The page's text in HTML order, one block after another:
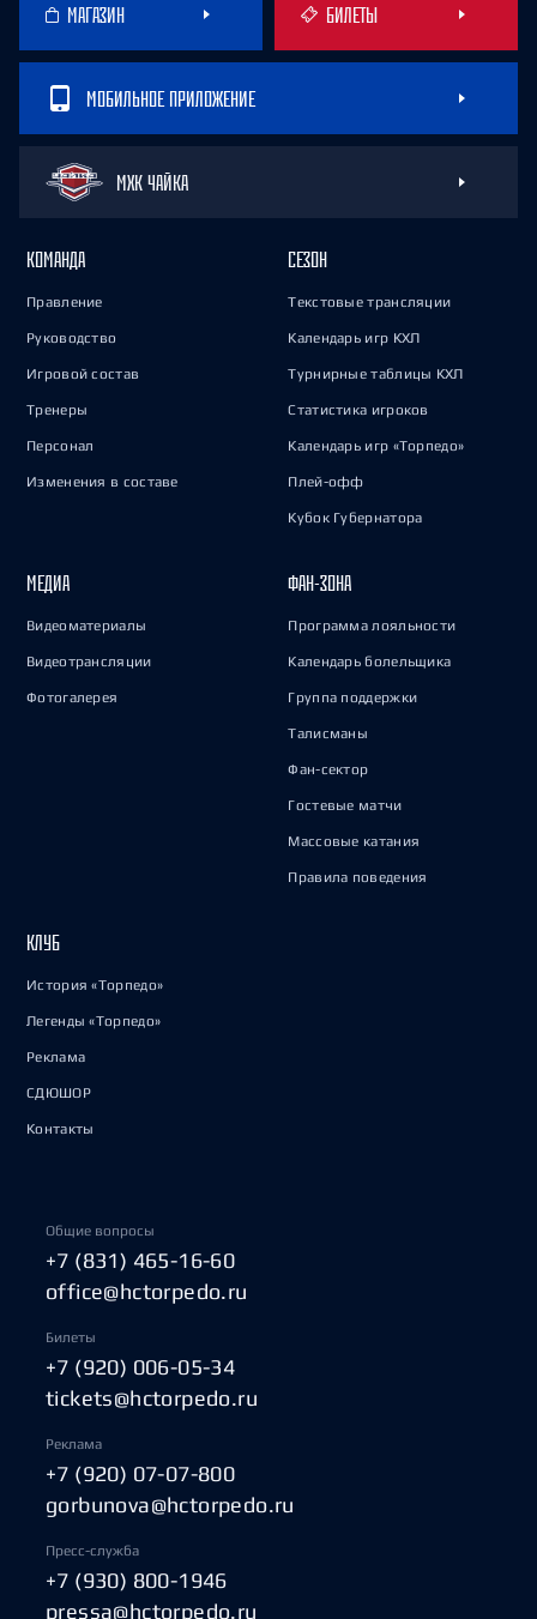
МАГАЗИН БИЛЕТЫ
МОБИЛЬНОЕ ПРИЛОЖЕНИЕ
МХК ЧАЙКА
КОМАНДА
Правление
Руководство
Игровой состав
Тренеры
Персонал
Изменения в составе
СЕЗОН
Текстовые трансляции
Календарь игр КХЛ
Турнирные таблицы КХЛ
Статистика игроков
Календарь игр «Торпедо»
Плей-офф
Кубок Губернатора
МЕДИА
Видеоматериалы
Видеотрансляции
Фотогалерея
ФАН-ЗОНА
Программа лояльности
Календарь болельщика
Группа поддержки
Талисманы
Фан-сектор
Гостевые матчи
Массовые катания
Правила поведения
КЛУБ
История «Торпедо»
Легенды «Торпедо»
Реклама
СДЮШОР
Контакты
Общие вопросы
+7 (831) 465-16-60
office@hctorpedo.ru
Билеты
+7 (920) 006-05-34
tickets@hctorpedo.ru
Реклама
+7 (920) 07-07-800
gorbunova@hctorpedo.ru
Пресс-служба
+7 (930) 800-1946
pressa@hctorpedo.ru